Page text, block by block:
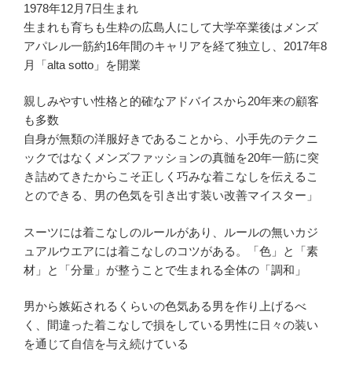
1978年12月7日生まれ
生まれも育ちも生粋の広島人にして大学卒業後はメンズ
アパレル一筋約16年間のキャリアを経て独立し、2017年8
月「alta sotto」を開業
親しみやすい性格と的確なアドバイスから20年来の顧客
も多数
自身が無類の洋服好きであることから、小手先のテクニ
ックではなくメンズファッションの真髄を20年一筋に突
き詰めてきたからこそ正しく巧みな着こなしを伝えるこ
とのできる、男の色気を引き出す装い改善マイスター」
スーツには着こなしのルールがあり、ルールの無いカジ
ュアルウエアには着こなしのコツがある。「色」と「素
材」と「分量」が整うことで生まれる全体の「調和」
男から嫉妬されるくらいの色気ある男を作り上げるべ
く、間違った着こなしで損をしている男性に日々の装い
を通じて自信を与え続けている